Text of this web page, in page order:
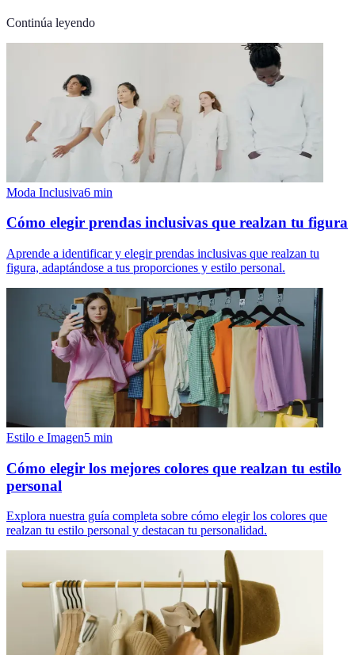
Continúa leyendo
Moda Inclusiva6 min
Cómo elegir prendas inclusivas que realzan tu figura
Aprende a identificar y elegir prendas inclusivas que realzan tu
figura, adaptándose a tus proporciones y estilo personal.
Estilo e Imagen5 min
Cómo elegir los mejores colores que realzan tu estilo
personal
Explora nuestra guía completa sobre cómo elegir los colores que
realzan tu estilo personal y destacan tu personalidad.